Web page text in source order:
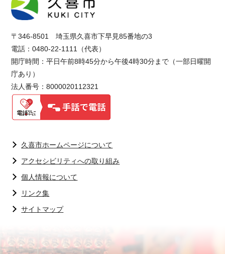
〒346-8501 埼玉県久喜市下早見85番地の3
電話：0480-22-1111（代表）
開庁時間：平日午前8時45分から午後4時30分まで（一部日曜開
庁あり）
法人番号：8000020112321
久喜市ホームページについて
アクセシビリティへの取り組み
個人情報について
リンク集
サイトマップ